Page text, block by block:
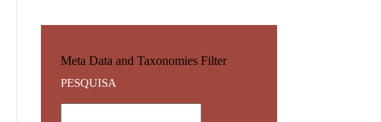
Meta Data and Taxonomies Filter
PESQUISA